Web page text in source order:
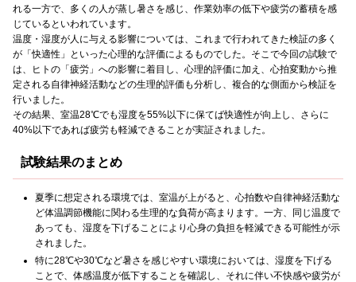
れる一方で、多くの人が蒸し暑さを感じ、作業効率の低下や疲労の蓄積を感
じているといわれています。
温度・湿度が人に与える影響については、これまで行われてきた検証の多く
が「快適性」といった心理的な評価によるものでした。そこで今回の試験で
は、ヒトの「疲労」への影響に着目し、心理的評価に加え、心拍変動から推
定される自律神経活動などの生理的評価も分析し、複合的な側面から検証を
行いました。
その結果、室温28℃でも湿度を55%以下に保てば快適性が向上し、さらに
40%以下であれば疲労も軽減できることが実証されました。
試験結果のまとめ
夏季に想定される環境では、室温が上がると、心拍数や自律神経活動な
ど体温調節機能に関わる生理的な負荷が高まります。一方、同じ温度で
あっても、湿度を下げることにより心身の負担を軽減できる可能性が示
されました。
特に28℃や30℃など暑さを感じやすい環境においては、湿度を下げる
ことで、体感温度が低下することを確認し、それに伴い不快感や疲労が